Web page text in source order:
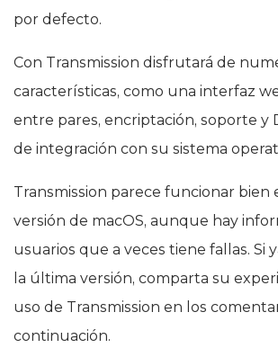
por defecto.
Con Transmission disfrutará de
características, como una interfaz
entre pares, encriptación, soporte y
de integración con su sistema
Transmission parece funcionar bien
versión de macOS, aunque hay
usuarios que a veces tiene fallas. Si
la última versión, comparta su
uso de Transmission en los
continuación.